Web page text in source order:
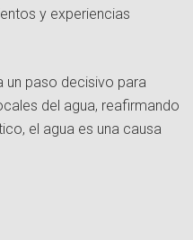
y experiencias
un paso decisivo para
del agua, reafirmando
el agua es una causa